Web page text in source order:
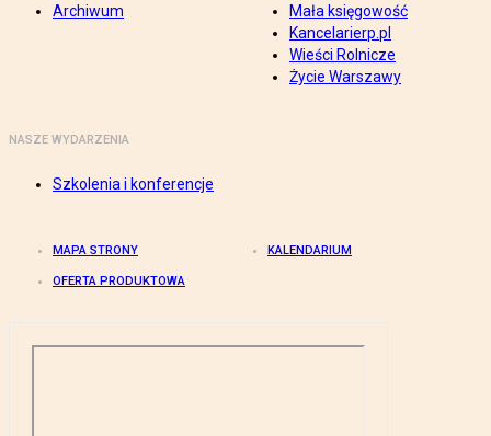
Archiwum
Mała księgowość
Kancelarierp.pl
Wieści Rolnicze
Życie Warszawy
NASZE WYDARZENIA
Szkolenia i konferencje
MAPA STRONY KALENDARIUM
OFERTA PRODUKTOWA